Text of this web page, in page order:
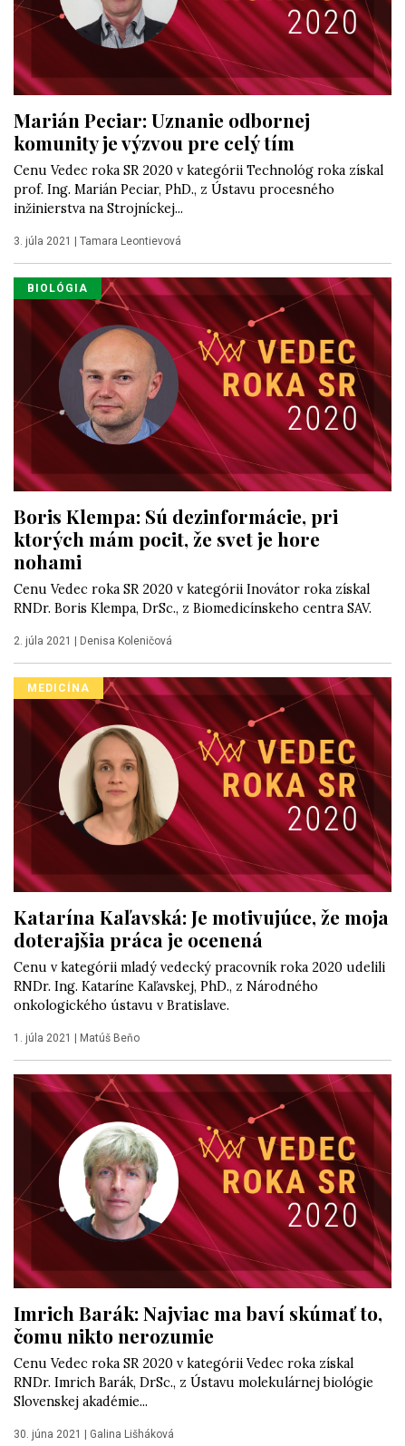
Marián Peciar: Uznanie odbornej
komunity je výzvou pre celý tím
Cenu Vedec roka SR 2020 v kategórii Technológ roka získal
prof. Ing. Marián Peciar, PhD., z Ústavu procesného
inžinierstva na Strojníckej...
3. júla 2021 Tamara Leontievová
BIOLÓGIA
Boris Klempa: Sú dezinformácie, pri
ktorých mám pocit, že svet je hore
nohami
Cenu Vedec roka SR 2020 v kategórii Inovátor roka získal
RNDr. Boris Klempa, DrSc., z Biomedicínskeho centra SAV.
2. júla 2021 Denisa Koleničová
MEDICÍNA
Katarína Kaľavská: Je motivujúce, že moja
doterajšia práca je ocenená
Cenu v kategórii mladý vedecký pracovník roka 2020 udelili
RNDr. Ing. Kataríne Kaľavskej, PhD., z Národného
onkologického ústavu v Bratislave.
1. júla 2021 | Matúš Beňo
Imrich Barák: Najviac ma baví skúmať to,
čomu nikto nerozumie
Cenu Vedec roka SR 2020 v kategórii Vedec roka získal
RNDr. Imrich Barák, DrSc., z Ústavu molekulárnej biológie
Slovenskej akadémie...
30. júna 2021 Galina Lišháková